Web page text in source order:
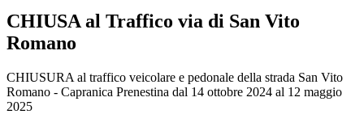
CHIUSA al Traffico via di San Vito
Romano
CHIUSURA al traffico veicolare e pedonale della strada San Vito
Romano - Capranica Prenestina dal 14 ottobre 2024 al 12 maggio
2025